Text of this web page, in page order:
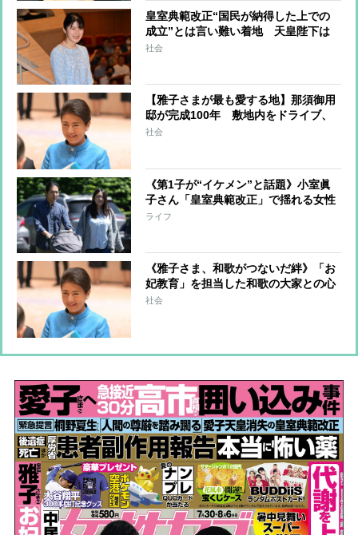
皇室典範改正“国民が納得した上での
成立”とは言い難い着地 天皇陛下は
静養中にご署名“内容が不服でも拒否
に報道
社会
【雅子さまが最も愛する地】那須御用
邸が完成100年 敷地内をドライブ、
テントでゴロゴロ、ママ友と夕食会…
社会
《第1子が“イケメン”と話題》小室眞
子さん「皇室典範改正」で揺れる女性
皇族「結婚は必要な選択」と語ってい
ライフ
《雅子さま、和歌がつないだ絆》「お
妃教育」を担当した和歌の大家との心
温まる触れ合い その恩師の愛弟子が
社会